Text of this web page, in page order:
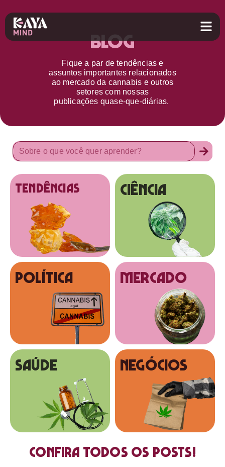
Blog
Fique a par detendências e
assuntos importantes relacionados
ao mercado da cannabis e outros
setorescom nossas
publicações quase-que-diárias.
tendências Ciência
Política MERCADO
SAÚDE NEGÓCIOS
Confira todos os posts!